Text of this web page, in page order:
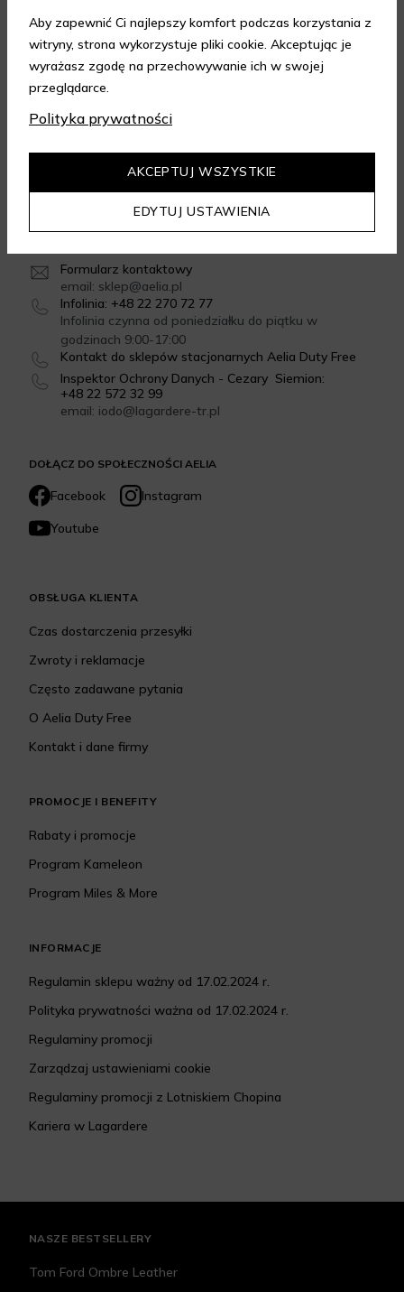
DOŁĄCZ DO SPOŁECZNOŚCI AELIA
Facebook
Instagram
Youtube
Formularz kontaktowy
email: sklep@aelia.pl
Infolinia: +48 22 270 72 77
Infolinia czynna od poniedziałku do piątku w
godzinach 9:00-17:00
Kontakt do sklepów stacjonarnych Aelia Duty Free
Inspektor Ochrony Danych - Cezary Siemion:
+48 22 572 32 99
email: iodo@lagardere-tr.pl
FORMY DOSTAWY
OBSŁUGA KLIENTA
Czas dostarczenia przesyłki
Zwroty i reklamacje
Często zadawane pytania
O Aelia Duty Free
Kontakt i dane firmy
PROMOCJE I BENEFITY
Rabaty i promocje
Program Kameleon
Program Miles & More
INFORMACJE
Regulamin sklepu ważny od 17.02.2024 r.
Polityka prywatności ważna od 17.02.2024 r.
Regulaminy promocji
Zarządzaj ustawieniami cookie
Regulaminy promocji z Lotniskiem Chopina
Kariera w Lagardere
GWARANCJA JAKOŚCI
5.00
NASZE BESTSELLERY
Tom Ford Ombre Leather
Aby zapewnić Ci najlepszy komfort podczas korzystania z
witryny, strona wykorzystuje pliki cookie. Akceptując je
wyrażasz zgodę na przechowywanie ich w swojej
przeglądarce.
Polityka prywatności
EDYTUJ USTAWIENIA
AKCEPTUJ WSZYSTKIE